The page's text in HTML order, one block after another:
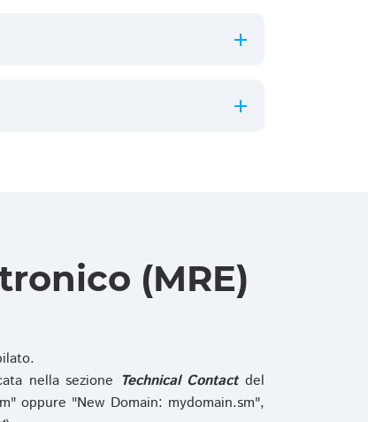
(MRE)
nella sezione Technical Contactdel
oppure "New Domain: mydomain.sm",